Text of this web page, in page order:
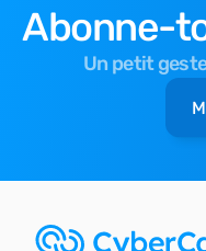
Abonne-
Un petit